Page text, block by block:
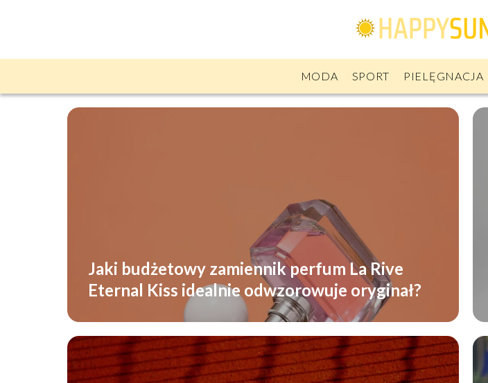
MODA SPORT PIELĘGNACJA
Jaki budżetowy zamiennik perfum La Rive
Eternal Kiss idealnie odwzorowuje oryginał?